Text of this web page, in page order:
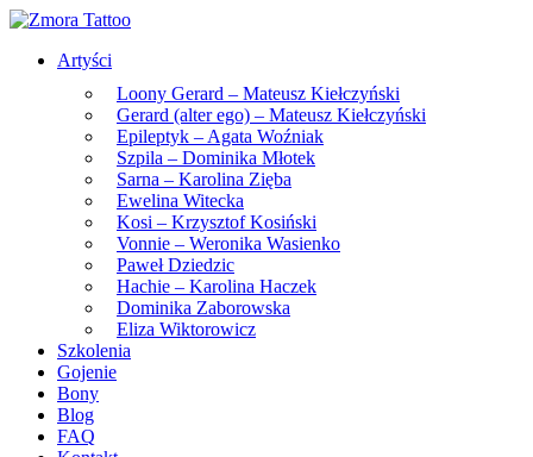
Skip
Artyści
Loony Gerard – Mateusz Kiełczyński
Gerard (alter ego) – Mateusz Kiełczyński
Epileptyk – Agata Woźniak
Szpila – Dominika Młotek
Sarna – Karolina Zięba
Ewelina Witecka
Kosi – Krzysztof Kosiński
Vonnie – Weronika Wasienko
Paweł Dziedzic
Hachie – Karolina Haczek
Dominika Zaborowska
Eliza Wiktorowicz
Szkolenia
Gojenie
Bony
Blog
FAQ